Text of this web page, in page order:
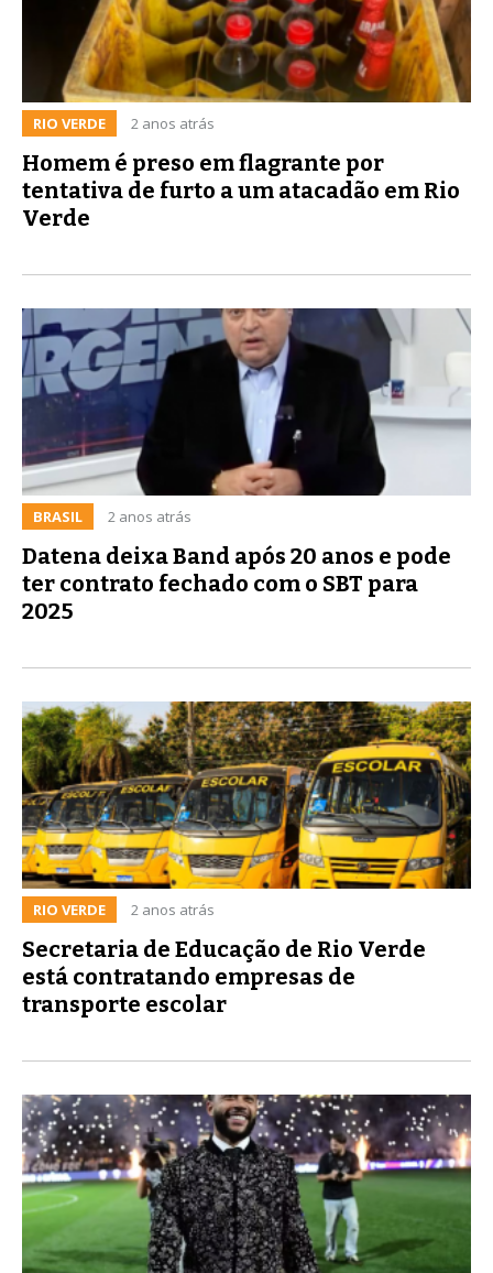
RIO VERDE 2 anos atrás
Homem é preso em flagrante por
tentativa de furto a um atacadão em Rio
Verde
BRASIL 2 anos atrás
Datena deixa Band após 20 anos e pode
ter contrato fechado com o SBT para
2025
RIO VERDE 2 anos atrás
Secretaria de Educação de Rio Verde
está contratando empresas de
transporte escolar